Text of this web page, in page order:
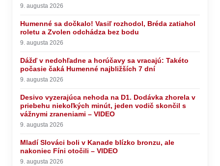
9. augusta 2026
Humenné sa dočkalo! Vasiľ rozhodol, Bréda zatiahol
roletu a Zvolen odchádza bez bodu
9. augusta 2026
Dážď v nedohľadne a horúčavy sa vracajú: Takéto
počasie čaká Humenné najbližších 7 dní
9. augusta 2026
Desivo vyzerajúca nehoda na D1. Dodávka zhorela v
priebehu niekoľkých minút, jeden vodič skončil s
vážnymi zraneniami – VIDEO
9. augusta 2026
Mladí Slováci boli v Kanade blízko bronzu, ale
nakoniec Fíni otočili – VIDEO
9. augusta 2026